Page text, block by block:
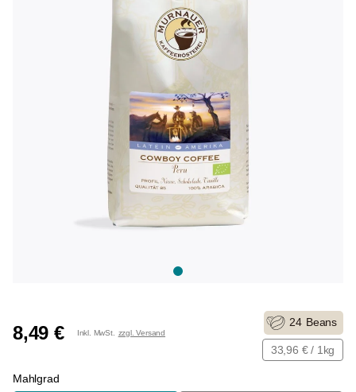
8,49 € Inkl. MwSt. zzgl. Versand
24 Beans
33,96 € / 1kg
Mahlgrad